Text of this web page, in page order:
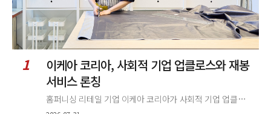
1
이케아 코리아, 사회적 기업 업클로스와 재봉
서비스 론칭
홈퍼니싱 리테일 기업 이케아 코리아가 사회적 기업 업클로스(Upcloth)와 협력해 재봉 서비스를 선보인다. 이번 협업은 이케